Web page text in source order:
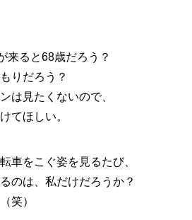
来ると68歳だろう？
りだろう？
は見たくないので、
てほしい。
車をこぐ姿を見るたび、
のは、私だけだろうか？
笑）